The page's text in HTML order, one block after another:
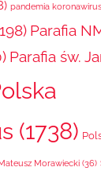
pandemia
Parafia
Parafia św.
(1738)
Morawiecki (36)